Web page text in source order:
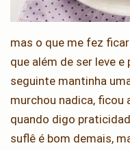
mas o que me fez
que além de ser leve
seguinte mantinha
murchou nadica, ficou
quando digo
suflê é bom demais,